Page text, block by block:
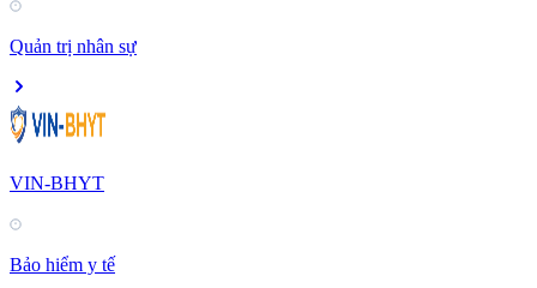
Quản trị nhân sự
VIN-BHYT
Bảo hiểm y tế